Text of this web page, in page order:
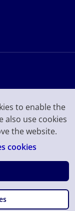
to enable the
also use cookies
the website.
cookies
Instagram